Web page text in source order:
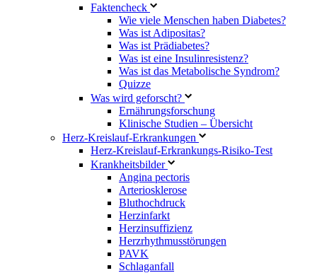
Faktencheck
Wie viele Menschen haben Diabetes?
Was ist Adipositas?
Was ist Prädiabetes?
Was ist eine Insulinresistenz?
Was ist das Metabolische Syndrom?
Quizze
Was wird geforscht?
Ernährungsforschung
Klinische Studien – Übersicht
Herz-Kreislauf-Erkrankungen
Herz-Kreislauf-Erkrankungs-Risiko-Test
Krankheitsbilder
Angina pectoris
Arteriosklerose
Bluthochdruck
Herzinfarkt
Herzinsuffizienz
Herzrhythmusstörungen
PAVK
Schlaganfall